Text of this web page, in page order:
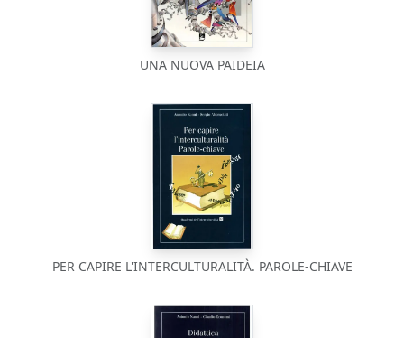
UNA NUOVA PAIDEIA
PER CAPIRE L'INTERCULTURALITÀ. PAROLE-CHIAVE